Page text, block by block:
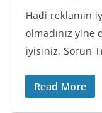
Hadi reklamın
olmadınız yine
iyisiniz. Sorun
Read More